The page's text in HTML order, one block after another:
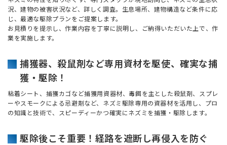
況、建物の被害状況など、詳しく調査。生息場所、建物構造など条件に応
じ、最適な駆除プランをご提案します。
お見積りを提示し、作業内容を丁寧に説明し、ご納得いただいた上で、作
業を実施します。
捕獲器、殺鼠剤など専用資材を駆使、確実な捕
獲・駆除！
粘着シート、捕獲カゴなど捕獲用資器材、毒餌を主とした殺鼠剤、スプレ
ーやスモークによる忌避剤など、ネズミ駆除専用の資器材を活用し、プロ
の知識と技術で、スピーディーかつ確実にネズミを捕獲・駆除します。
駆除後こそ重要！経路を遮断し再侵入を防ぐ